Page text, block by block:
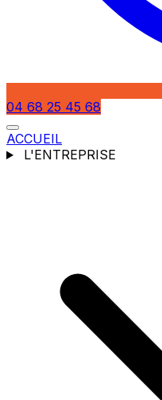
04 68 25 45 68
ACCUEIL
L'ENTREPRISE